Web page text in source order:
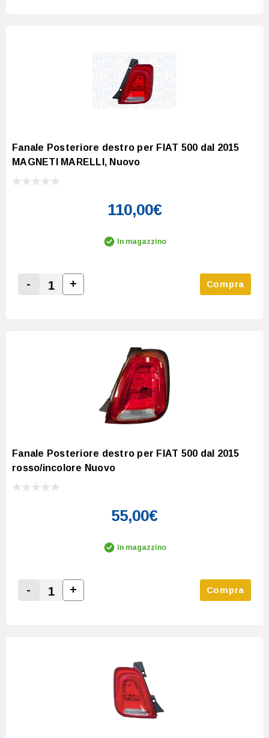
Fanale Posteriore destro per FIAT 500 dal 2015
MAGNETI MARELLI, Nuovo
110,00€
In magazzino
-
Increase Quantity:
+ Compra
Fanale Posteriore destro per FIAT 500 dal 2015
rosso/incolore Nuovo
55,00€
In magazzino
Decrease Quantity:
-
Increase Quantity:
+ Compra